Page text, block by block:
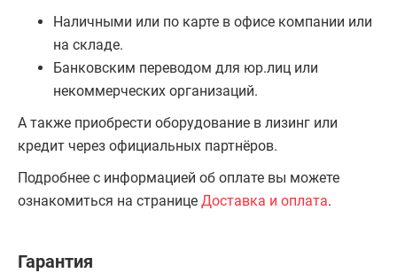
Наличными или по карте в офисе компании или
на складе.
Банковским переводом для юр.лиц или
некоммерческих организаций.
А также приобрести оборудование в лизинг или
кредит через официальных партнёров.
Подробнее с информацией об оплате вы можете
ознакомиться на странице Доставка и оплата.
Гарантия